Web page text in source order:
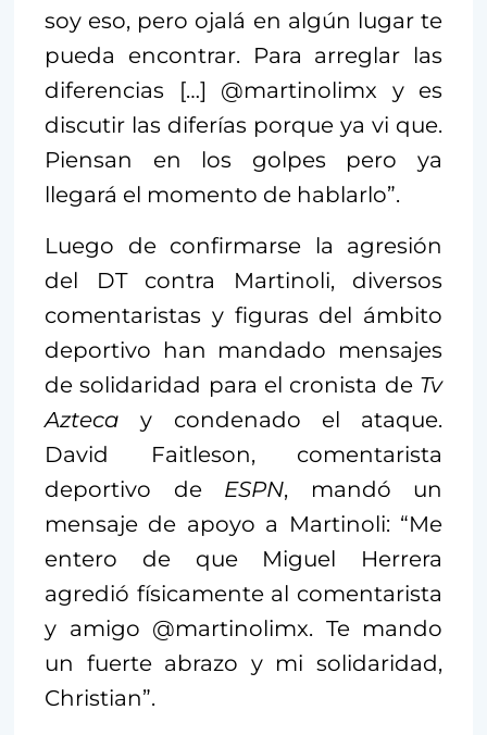
soy eso, pero ojalá en algún lugar te
pueda encontrar. Para arreglar las
diferencias […] @martinolimx y es
discutir las diferías porque ya vi que.
Piensan en los golpes pero ya
llegará el momento de hablarlo”.
Luego de confirmarse la agresión
del DT contra Martinoli, diversos
comentaristas y figuras del ámbito
deportivo han mandado mensajes
de solidaridad para el cronista de Tv
Aztecay condenado el ataque.
David Faitleson, comentarista
deportivo de ESPN, mandó un
mensaje de apoyo a Martinoli: “Me
entero de que Miguel Herrera
agredió físicamente al comentarista
y amigo @martinolimx. Te mando
un fuerte abrazo y mi solidaridad,
Christian”.